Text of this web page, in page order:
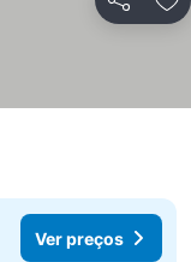
Partilhar
Ver preços